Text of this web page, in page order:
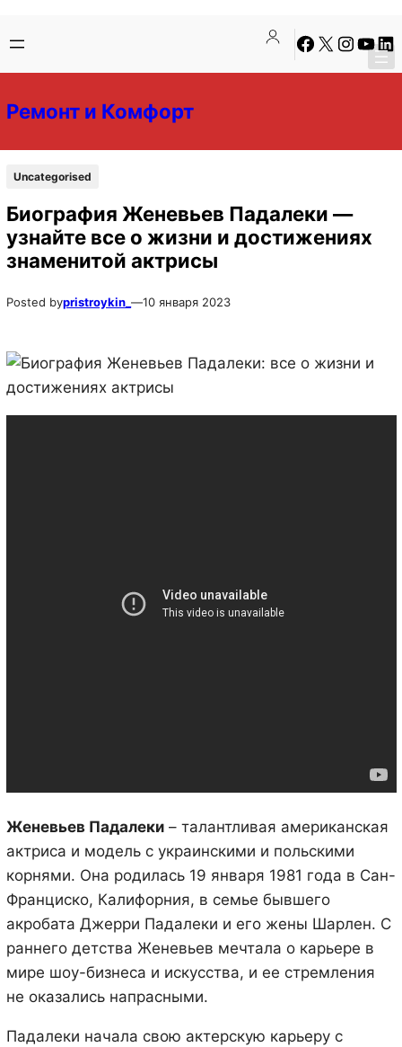
содержимому
содержимому
Facebook
X Instagram
Ремонт и Комфорт
Uncategorised
Биография Женевьев Падалеки —
узнайте все о жизни и достижениях
знаменитой актрисы
Posted bypristroykin_ —10 января 2023
Женевьев Падалеки– талантливая американская
актриса и модель с украинскими и польскими
корнями. Она родилась 19 января 1981 года в Сан-
Франциско, Калифорния, в семье бывшего
акробата Джерри Падалеки и его жены Шарлен. С
раннего детства Женевьев мечтала о карьере в
мире шоу-бизнеса и искусства, и ее стремления
не оказались напрасными.
Падалеки начала свою актерскую карьеру с